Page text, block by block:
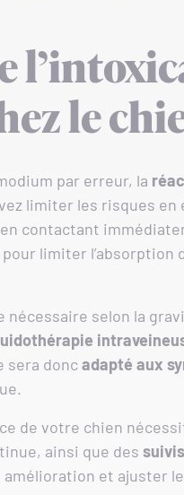
le
par erreur, la
limiter les risques en
contactant
pour limiter l’absorption
nécessaire selon la
sera doncadapté aux
de votre chien
ainsi que des
et ajuster